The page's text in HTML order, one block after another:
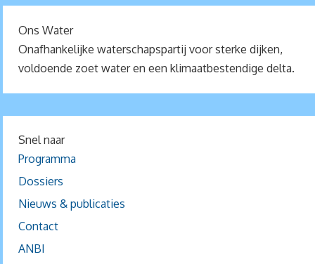
Ons Water
Onafhankelijke waterschapspartij voor sterke dijken,
voldoende zoet water en een klimaatbestendige delta.
Snel naar
Programma
Dossiers
Nieuws & publicaties
Contact
ANBI